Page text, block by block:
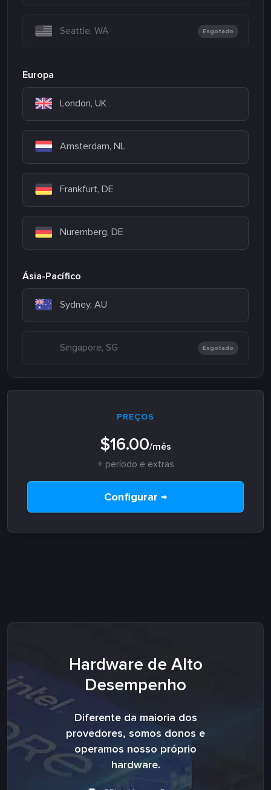
Seattle, WA Esgotado
Europa
London, UK
Amsterdam, NL
Frankfurt, DE
Nuremberg, DE
Ásia-Pacífico
Sydney, AU
Singapore, SG Esgotado
PREÇOS
$16.00/mês
+ período e extras
Configurar →
Hardware de Alto
Desempenho
Diferente da maioria dos
provedores, somos donos e
operamos nosso próprio
hardware.